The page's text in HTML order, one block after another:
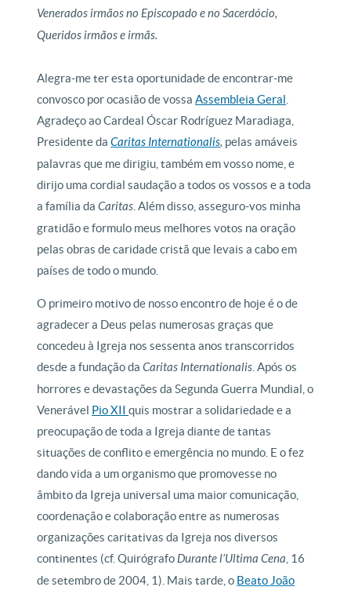
Venerados irmãos no Episcopado e no Sacerdócio,
Queridos irmãos e irmãs.
Alegra-me ter esta oportunidade de encontrar-me
convosco por ocasião de vossaAssembleia Geral
Agradeço ao Cardeal Óscar Rodríguez Maradiaga,
Presidente daCaritas Internationalis, pelas amáveis
palavras que me dirigiu, também em vosso nome, e
dirijo uma cordial saudação a todos os vossos e a toda
a família daCaritas . Além disso, asseguro-vos minha
gratidão e formulo meus melhores votos na oração
pelas obras de caridade cristã que levais a cabo em
países de todo o mundo.
O primeiro motivo de nosso encontro de hoje é o de
agradecer a Deus pelas numerosas graças que
concedeu à Igreja nos sessenta anos transcorridos
desde a fundação daCaritas Internationalis . Após os
horrores e devastações da Segunda Guerra Mundial, o
Venerável Pio XIIquis mostrar a solidariedade e a
preocupação de toda a Igreja diante de tantas
situações de conflito e emergência no mundo. E o fez
dando vida a um organismo que promovesse no
âmbito da Igreja universal uma maior comunicação,
coordenação e colaboração entre as numerosas
organizações caritativas da Igreja nos diversos
continentes (cf. QuirógrafoDurante l’Ultima Cena , 16
de setembro de 2004, 1). Mais tarde, o Beato João